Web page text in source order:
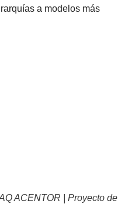
a modelos más
ACENTOR | Proyecto de